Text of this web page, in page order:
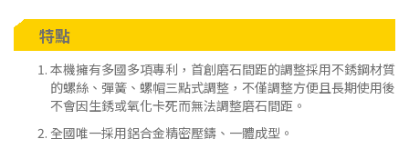
特點
本機擁有多國多項專利，首創磨石間距的調整採用不銹鋼材質
的螺絲、彈簧、螺帽三點式調整，不僅調整方便且長期使用後
不會因生銹或氧化卡死而無法調整磨石間距。
全國唯一採用鋁合金精密壓鑄、一體成型。